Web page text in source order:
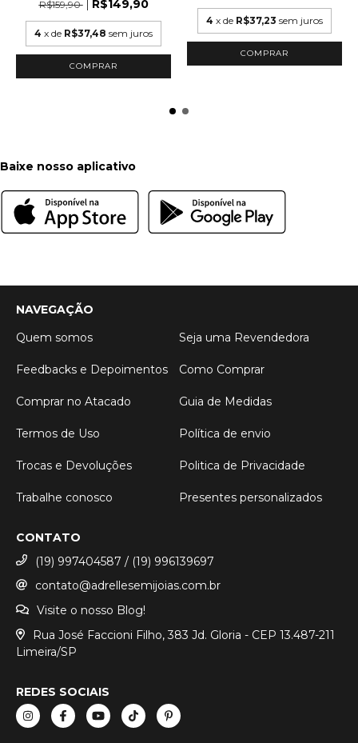
R$159,90
R$149,90
4 x de R$37,48 sem juros
COMPRAR
4 x de R$37,23 sem juros
COMPRAR
Baixe nosso aplicativo
NAVEGAÇÃO
Quem somos
Seja uma Revendedora
Feedbacks e Depoimentos Como Comprar
Comprar no Atacado Guia de Medidas
Termos de Uso Política de envio
Trocas e Devoluções Politica de Privacidade
Trabalhe conosco Presentes personalizados
CONTATO
(19) 997404587 / (19) 996139697
contato@adrellesemijoias.com.br
Visite o nosso Blog!
Rua José Faccioni Filho, 383 Jd. Gloria - CEP 13.487-211
Limeira/SP
REDES SOCIAIS